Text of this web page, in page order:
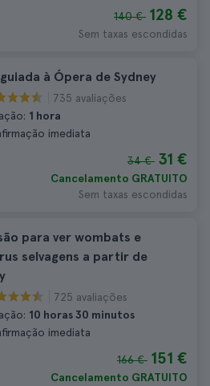
140 € 128 €
Sem taxas escondidas
à Ópera de Sydney
735 avaliações
1 hora
imediata
34 € 31 €
Cancelamento GRATUITO
Sem taxas escondidas
para ver wombats e
selvagens a partir de
725 avaliações
10 horas 30 minutos
imediata
166 € 151 €
Cancelamento GRATUITO